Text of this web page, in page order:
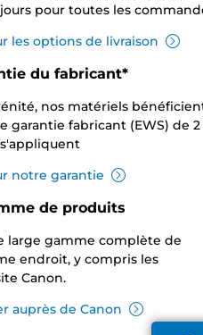
pour toutes les
les options de livraison
du fabricant*
nos matériels
garantie fabricant (EWS) de 2
notre garantie
de produits
large gamme complète de
endroit, y compris les
Canon.
auprès de Canon